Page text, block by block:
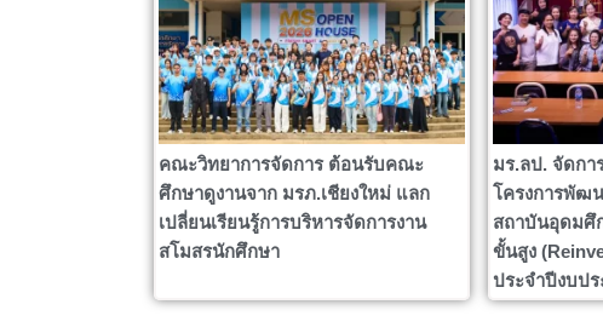
คณะวิทยาการจัดการ ต้อนรับคณะ
ศึกษาดูงานจาก มรภ.เชียงใหม่ แลก
เปลี่ยนเรียนรู้การบริหารจัดการงาน
สโมสรนักศึกษา
มร.ลป. จัดกา
โครงการพัฒ
สถาบันอุดมศึ
ขั้นสูง
ประจำปีงบป